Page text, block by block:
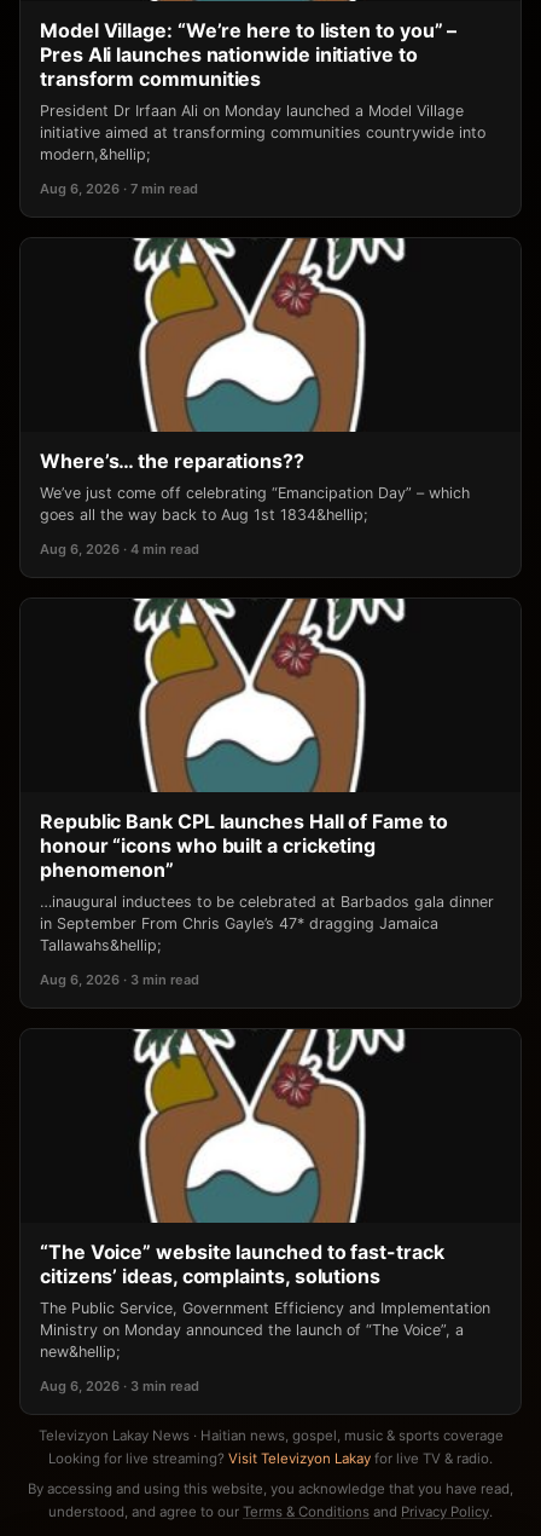
Model Village: “We’re here to listen to you” –
Pres Ali launches nationwide initiative to
transform communities
President Dr Irfaan Ali on Monday launched a Model Village
initiative aimed at transforming communities countrywide into
modern,&hellip;
Aug 6, 2026 · 7 min read
Where’s… the reparations??
We’ve just come off celebrating “Emancipation Day” – which
goes all the way back to Aug 1st 1834&hellip;
Aug 6, 2026 · 4 min read
Republic Bank CPL launches Hall of Fame to
honour “icons who built a cricketing
phenomenon”
…inaugural inductees to be celebrated at Barbados gala dinner
in September From Chris Gayle’s 47* dragging Jamaica
Tallawahs&hellip;
Aug 6, 2026 · 3 min read
“The Voice” website launched to fast-track
citizens’ ideas, complaints, solutions
The Public Service, Government Efficiency and Implementation
Ministry on Monday announced the launch of “The Voice”, a
new&hellip;
Aug 6, 2026 · 3 min read
Televizyon Lakay News · Haitian news, gospel, music & sports coverage
Looking for live streaming? Visit Televizyon Lakay for live TV & radio.
By accessing and using this website, you acknowledge that you have read,
understood, and agree to our Terms & Conditions and Privacy Policy.